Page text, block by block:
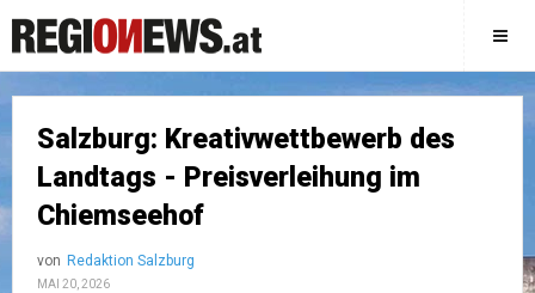
Salzburg: Kreativwettbewerb des
Landtags - Preisverleihung im
Chiemseehof
von Redaktion Salzburg
MAI 20, 2026